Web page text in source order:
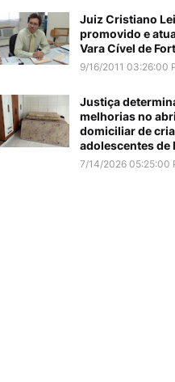
Juiz Cristiano
promovido e
Vara Cível de
9/16/2011 03:26:00
Justiça
melhorias no
domiciliar de
adolescentes de
7/14/2026 05:25:00